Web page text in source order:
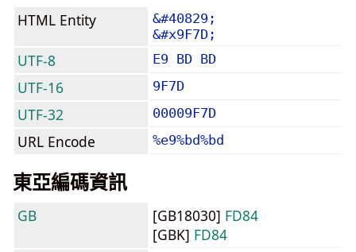
HTML Entity
&#40829;
&#x9F7D;
UTF-8 E9 BD BD
UTF-16 9F7D
UTF-32 00009F7D
URL Encode %e9%bd%bd
東亞編碼資訊
GB [GB18030] FD84
[GBK] FD84